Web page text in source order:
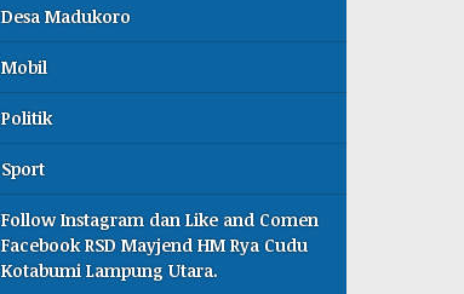
Desa Madukoro
Mobil
Politik
Sport
Follow Instagram dan Like and Comen
Facebook RSD Mayjend HM Rya Cudu
Kotabumi Lampung Utara.